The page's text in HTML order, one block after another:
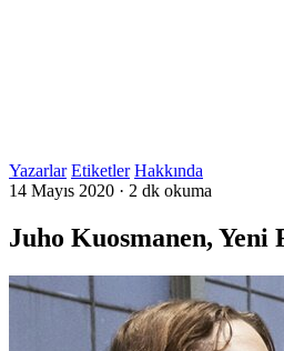
Yazarlar Etiketler Hakkında
14 Mayıs 2020 · 2 dk okuma
Juho Kuosmanen,